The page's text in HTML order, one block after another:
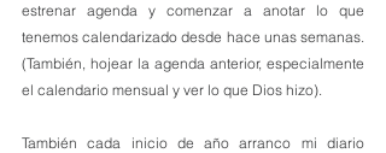
estrenar agenda y comenzar a anotar lo que
tenemos calendarizado desde hace unas semanas.
(También, hojear la agenda anterior, especialmente
el calendario mensual y ver lo que Dios hizo).
También cada inicio de año arranco mi diario